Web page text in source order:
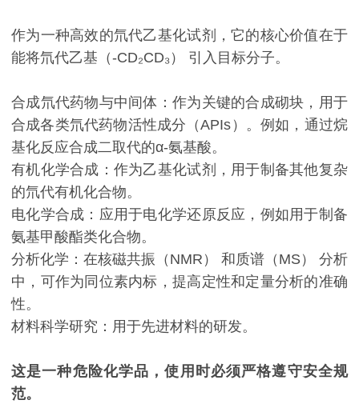
作为一种高效的氘代乙基化试剂，它的核心价值在于
能将氘代乙基（-CD₂CD₃） 引入目标分子。
合成氘代药物与中间体：作为关键的合成砌块，用于
合成各类氘代药物活性成分（APIs）。例如，通过烷
基化反应合成二取代的α-氨基酸。
有机化学合成：作为乙基化试剂，用于制备其他复杂
的氘代有机化合物。
电化学合成：应用于电化学还原反应，例如用于制备
氨基甲酸酯类化合物。
分析化学：在核磁共振（NMR） 和质谱（MS） 分析
中，可作为同位素内标，提高定性和定量分析的准确
性。
材料科学研究：用于先进材料的研发。
这是一种危险化学品，使用时必须严格遵守安全规
范。